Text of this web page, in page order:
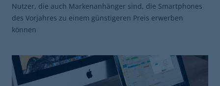
Nutzer, die auch Markenanhänger sind, die Smartphones
des Vorjahres zu einem günstigeren Preis erwerben
können